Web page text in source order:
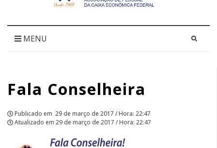
MENU
Fala Conselheira
Publicado em 29 de março de 2017 / Hora: 22:47
Atualizado em 29 de março de 2017 / Hora: 22:47